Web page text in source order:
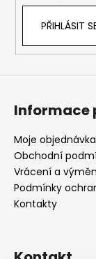
PŘIHLÁSIT
Informace
Moje objednávka
Obchodní
Vrácení a
Podmínky
Kontakty